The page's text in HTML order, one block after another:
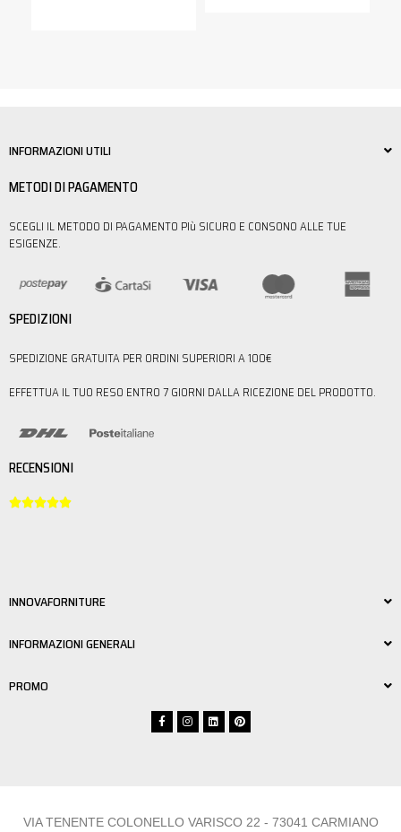
INFORMAZIONI UTILI
METODI DI PAGAMENTO
SCEGLI IL METODO DI PAGAMENTO PIù SICURO E CONSONO ALLE TUE
ESIGENZE.
SPEDIZIONI
SPEDIZIONE GRATUITA PER ORDINI SUPERIORI A 100€
EFFETTUA IL TUO RESO ENTRO 7 GIORNI DALLA RICEZIONE DEL PRODOTTO.
RECENSIONI

INNOVAFORNITURE
INFORMAZIONI GENERALI
PROMO
VIA TENENTE COLONELLO VARISCO 22 - 73041 CARMIANO